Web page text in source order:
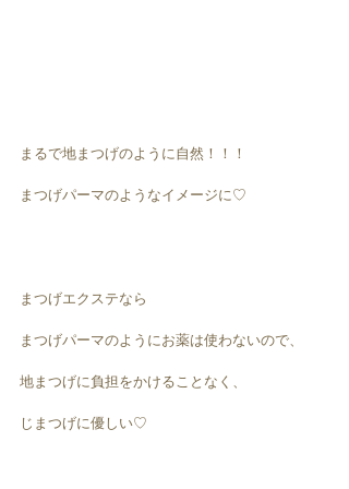
まるで地まつげのように自然！！！
まつげパーマのようなイメージに♡
まつげエクステなら
まつげパーマのようにお薬は使わないので、
地まつげに負担をかけることなく、
じまつげに優しい♡